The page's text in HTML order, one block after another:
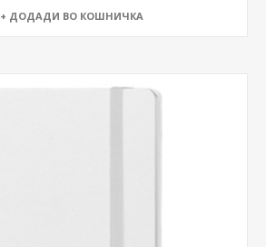
+ ДОДАДИ ВО КОШНИЧКА